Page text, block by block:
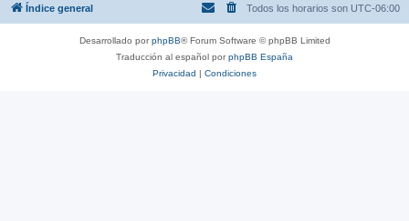
Índice general Todos los horarios son UTC-06:00
Desarrollado porphpBB® Forum Software © phpBB Limited
Traducción al español porphpBB España
Privacidad | Condiciones